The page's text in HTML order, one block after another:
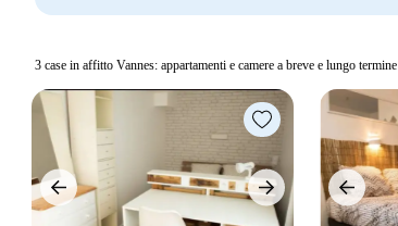
3 case in affitto Vannes: appartamenti e camere a breve e lungo termine